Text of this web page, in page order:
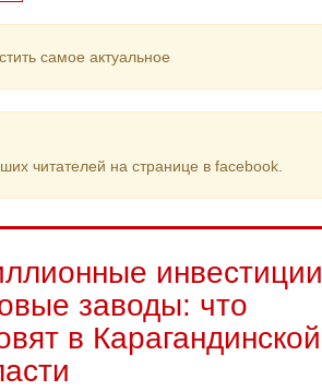
самое актуальное
читателей на странице в facebook.
инвестиции
заводы: что
в Карагандинской